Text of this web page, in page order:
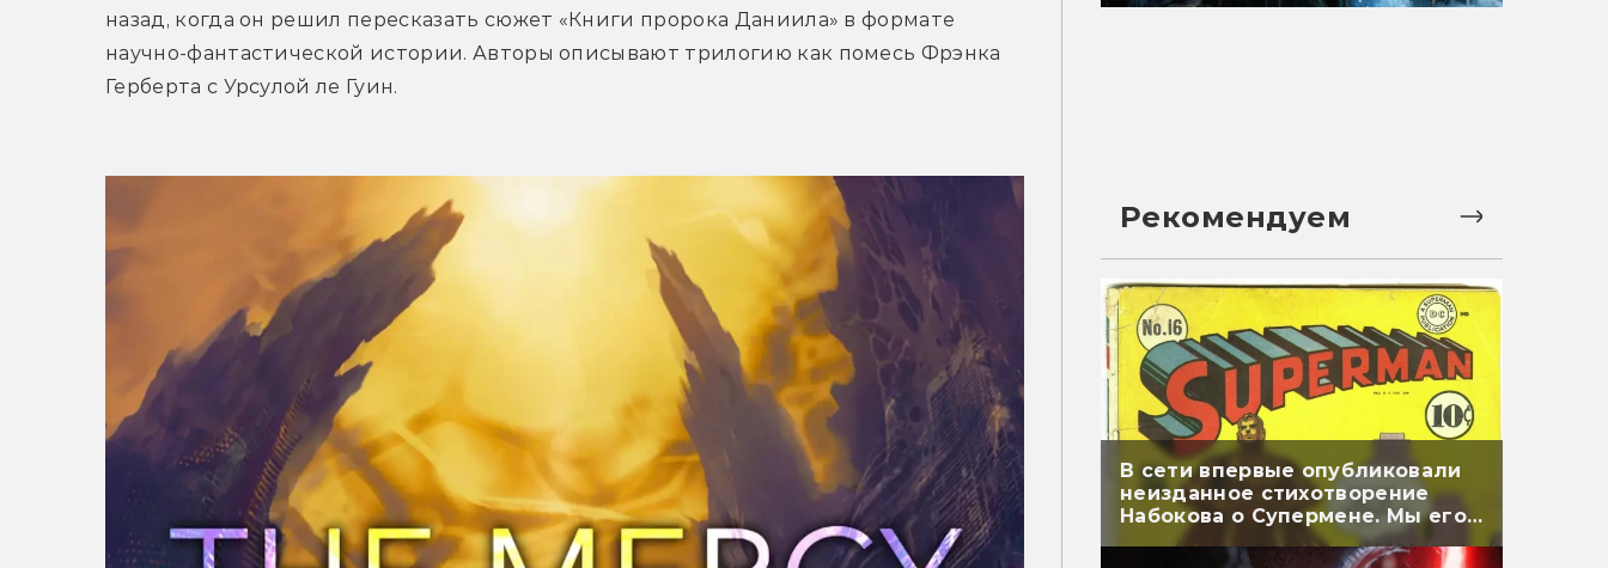
назад, когда он решил пересказать сюжет «Книги пророка Даниила» в формате
научно-фантастической истории. Авторы описывают трилогию как помесь Фрэнка
Герберта с Урсулой ле Гуин.
Рекомендуем
В сети впервые опубликовали
неизданное стихотворение
Набокова о Супермене. Мы его
перевели